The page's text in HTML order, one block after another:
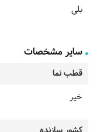
بلی
سایر مشخصات
قطب نما
خیر